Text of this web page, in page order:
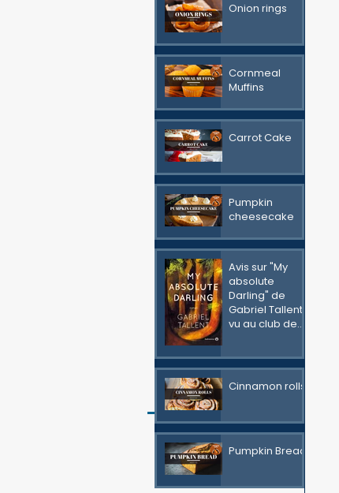
Rechercher par
Tags
CinémaDélégationNOLA
New Orleans
Nouvelle-OrléansOW
OWNOLA
ThanksgivingWichita
Onion rings
Cornmeal
Muffins
Carrot Cake
Pumpkin
cheesecake
Avis sur "My
absolute
Darling" de
Gabriel Tallent,
vu au club de
Cinnamon rolls
Pumpkin Bread